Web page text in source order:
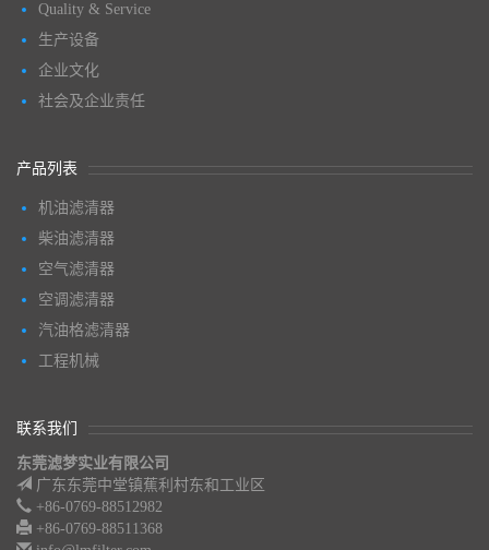
Quality & Service
生产设备
企业文化
社会及企业责任
产品列表
机油滤清器
柴油滤清器
空气滤清器
空调滤清器
汽油格滤清器
工程机械
联系我们
东莞滤梦实业有限公司
广东东莞中堂镇蕉利村东和工业区
+86-0769-88512982
+86-0769-88511368